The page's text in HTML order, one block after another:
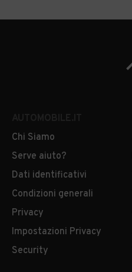
Chi Siamo
Serve aiuto?
Dati identificativi
Condizioni generali
Privacy
Impostazioni Privacy
Security